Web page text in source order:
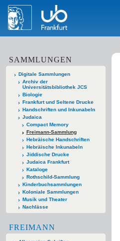
SAMMLUNGEN
Digitale Sammlungen
Archiv der
Universitätsbibliothek JCS
Biologie
Frankfurt und Seltene Drucke
Handschriften und Inkunabeln
Judaica
Compact Memory
Freimann-Sammlung
Hebräische Handschriften
Hebräische Inkunabeln
Jiddische Drucke
Judaica Frankfurt
Kataloge
Rothschild-Sammlung
Kinderbuchsammlungen
Koloniale Sammlungen
Musik und Theater
Nachlässe
FREIMANN